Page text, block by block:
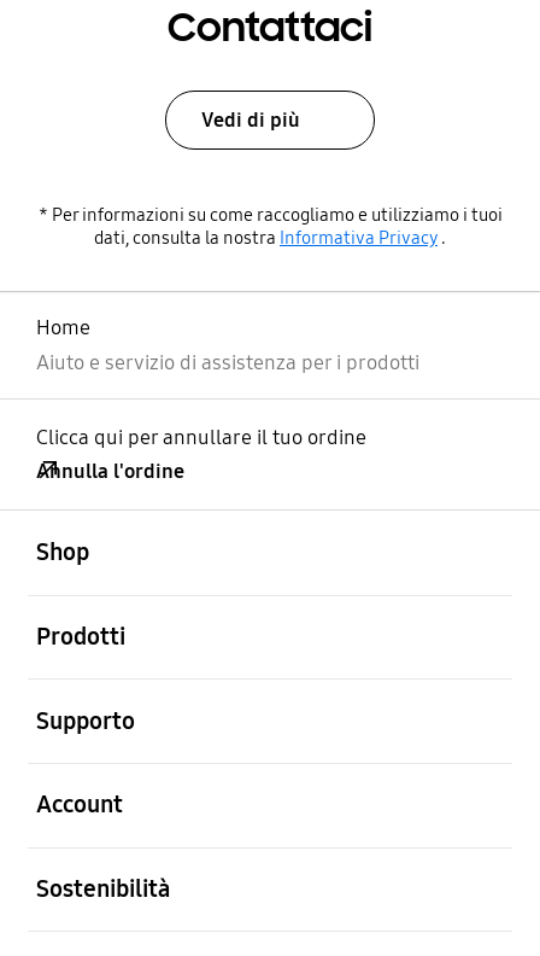
Contattaci
Vedi di più
* Per informazioni su come raccogliamo e utilizziamo i tuoi
dati, consulta la nostra Informativa Privacy .
Home
Aiuto e servizio di assistenza per i prodotti
Clicca qui per annullare il tuo ordine
Annulla l'ordine
Shop
Prodotti
Supporto
Account
Sostenibilità